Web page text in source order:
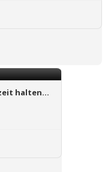
halten…